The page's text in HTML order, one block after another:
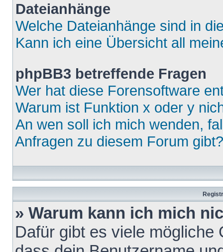
Dateianhänge
Welche Dateianhänge sind in
Kann ich eine Übersicht all
phpBB3 betreffende Fragen
Wer hat diese Forensoftware
Warum ist Funktion x oder y
An wen soll ich mich wenden,
Anfragen zu diesem Forum gibt?
» Warum kann ich mich
Dafür gibt es viele